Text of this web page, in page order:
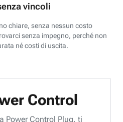
vincoli
chiare, senza nessun costo
senza impegno, perché non
né costi di uscita.
Control
Power Control Plug, ti